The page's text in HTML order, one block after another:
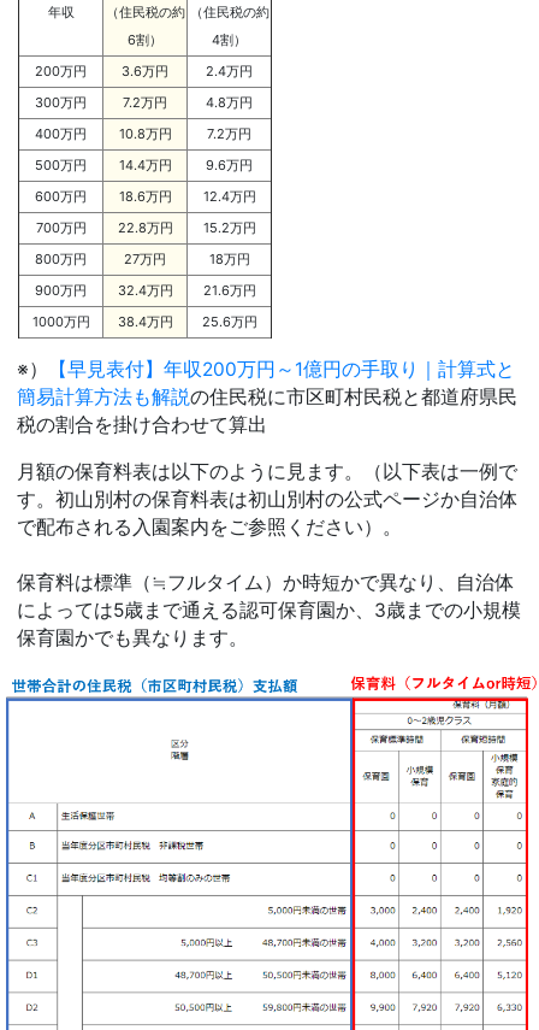
年収
（住民税の約
6割）
（住民税の約
4割）
200万円
3.6万円
2.4万円
300万円
7.2万円
4.8万円
400万円
10.8万円
7.2万円
500万円
14.4万円
9.6万円
600万円
18.6万円
12.4万円
700万円
22.8万円
15.2万円
800万円
27万円
18万円
900万円
32.4万円
21.6万円
1000万円
38.4万円 25.6万円
※）
【早見表付】年収200万円～1億円の手取り｜計算式と
簡易計算方法も解説の住民税に市区町村民税と都道府県民
税の割合を掛け合わせて算出
月額の保育料表は以下のように見ます。（以下表は一例で
す。初山別村の保育料表は初山別村の公式ページか自治体
で配布される入園案内をご参照ください）。
保育料は標準（≒フルタイム）か時短かで異なり、自治体
によっては5歳まで通える認可保育園か、3歳までの小規模
保育園かでも異なります。